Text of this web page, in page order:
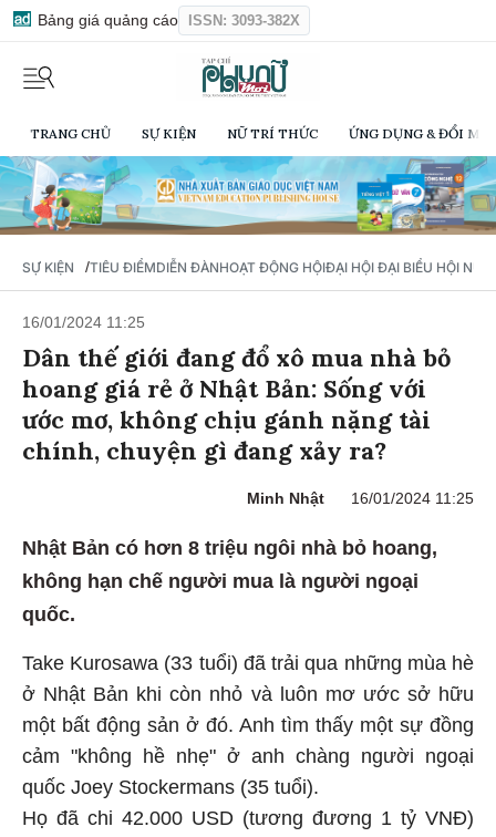
Bảng giá quảng cáo ISSN: 3093-382X
TRANG CHỦ SỰ KIỆN NỮ TRÍ THỨC ỨNG DỤNG & ĐỔI
SỰ KIỆN / TIÊU ĐIỂMDIỄN ĐÀNHOẠT ĐỘNG HỘIĐẠI HỘI ĐẠI BIỂU HỘI NỮ
16/01/2024 11:25
Dân thế giới đang đổ xô mua nhà bỏ
hoang giá rẻ ở Nhật Bản: Sống với
ước mơ, không chịu gánh nặng tài
chính, chuyện gì đang xảy ra?
Minh Nhật 16/01/2024 11:25
Nhật Bản có hơn 8 triệu ngôi nhà bỏ hoang,
không hạn chế người mua là người ngoại
quốc.
Take Kurosawa (33 tuổi) đã trải qua những mùa hè
ở Nhật Bản khi còn nhỏ và luôn mơ ước sở hữu
một bất động sản ở đó. Anh tìm thấy một sự đồng
cảm "không hề nhẹ" ở anh chàng người ngoại
quốc Joey Stockermans (35 tuổi).
Họ đã chi 42.000 USD (tương đương 1 tỷ VNĐ)